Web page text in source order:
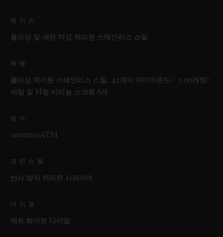
케이스
폴리싱 및 새틴 마감 처리된 스테인리스 스틸
베젤
폴리싱 처리된 스테인리스 스틸, 42개의 다이아몬드(~ 1.00캐럿)
세팅 및 H형 티타늄 스크류 6개
방수
100m/10ATM
크리스탈
반사 방지 처리한 사파이어
다이얼
매트 화이트 다이얼